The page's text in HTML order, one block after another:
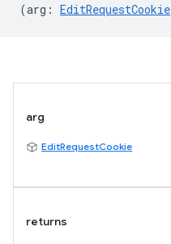
(arg : EditRequestCookie
arg
EditRequestCookie
returns